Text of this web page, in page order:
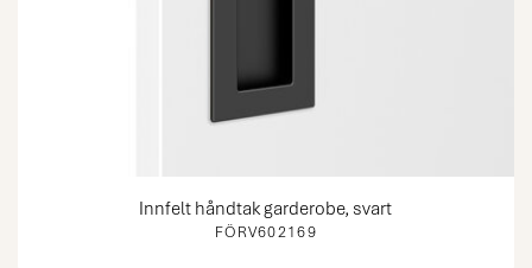
FÖRV602169
Innfelt håndtak garderobe, svart